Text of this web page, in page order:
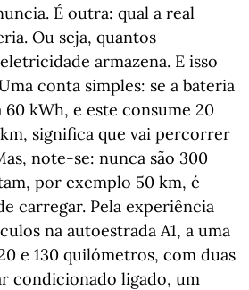
É outra: qual a real
Ou seja, quantos
armazena. E isso
conta simples: se a bateria
kWh, e este consume 20
significa que vai percorrer
note-se: nunca são 300
por exemplo 50 km, é
carregar. Pela experiência
na autoestrada A1, a uma
e 130 quilómetros, com duas
condicionado ligado, um